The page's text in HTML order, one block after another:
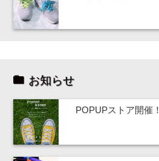
お知らせ
POPUPストア開催！